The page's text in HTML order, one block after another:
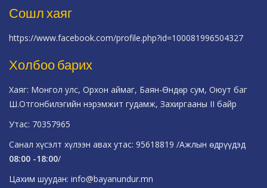
Сошл хаяг
https://www.facebook.com/profile.php?id=100081996504327
Холбоо барих
Хаяг: Монгол улс, Орхон аймаг, Баян-Өндөр сум, Оюут баг
Ш.Отгонбилэгийн нэрэмжит гудамж, Захиргааны II байр
Утас: 70357965
Санал хүсэлт хүлээн авах утас: 95618819 /Ажлын өдрүүдэд
08:00 -18:00/
Цахим шуудан: info@bayanundur.mn